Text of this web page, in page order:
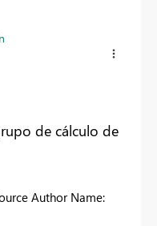
de cálculo de
Author Name: